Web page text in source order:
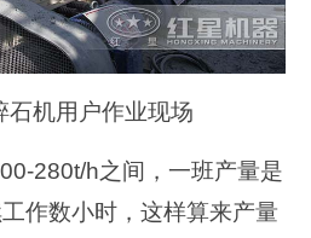
石机用户作业现场
280t/h之间，一班产量是
作数小时，这样算来产量